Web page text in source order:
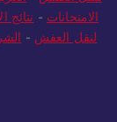
الامتحانات - نتائج
لنقل العفش -